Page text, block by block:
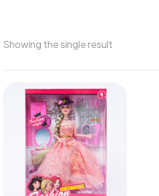
Showing the single result